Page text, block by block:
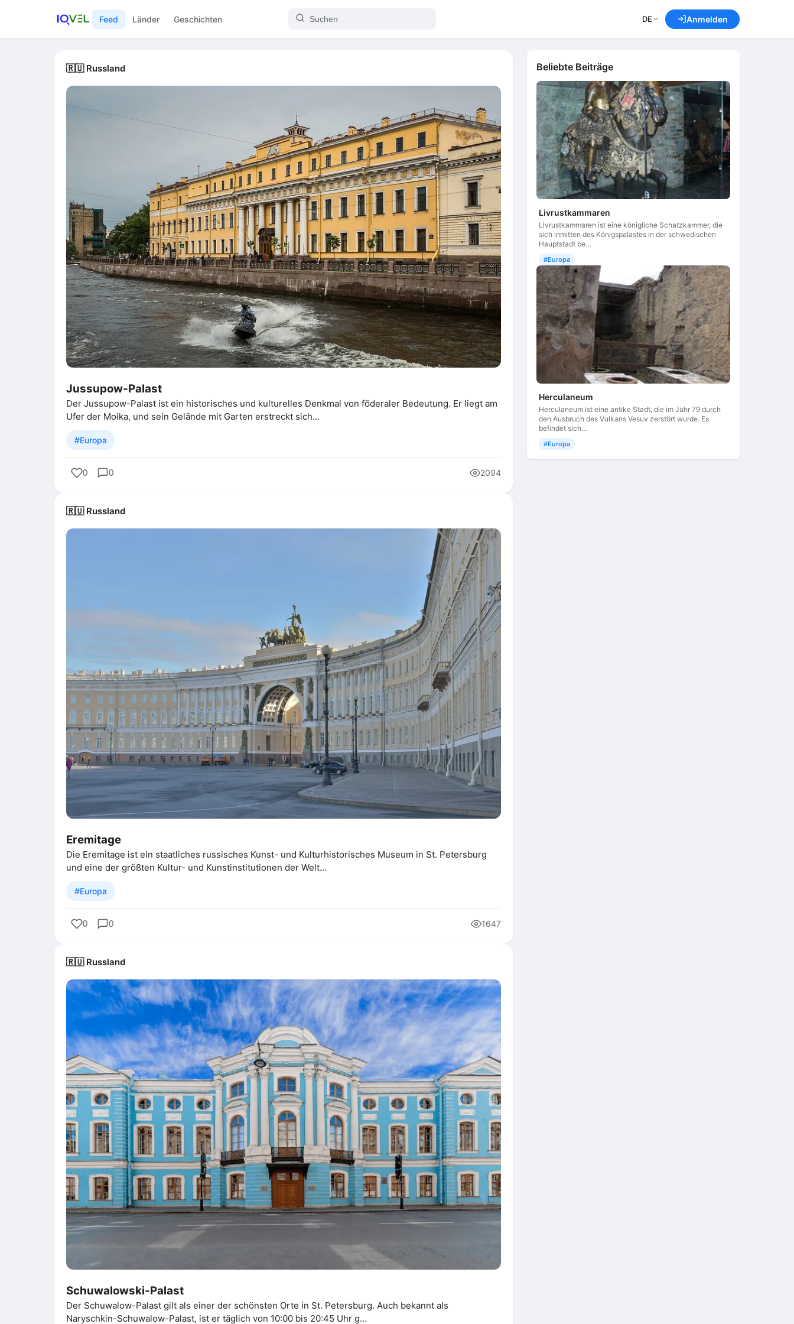
Reisen um die Welt
Feed Länder Geschichten DE Anmelden
🇷🇺 Russland
Jussupow-Palast
Der Jussupow-Palast ist ein historisches und kulturelles Denkmal von föderaler Bedeutung. Er liegt am
Ufer der Moika, und sein Gelände mit Garten erstreckt sich…
#Europa
0 0 2094
🇷🇺 Russland
Eremitage
Die Eremitage ist ein staatliches russisches Kunst- und Kulturhistorisches Museum in St. Petersburg
und eine der größten Kultur- und Kunstinstitutionen der Welt…
#Europa
0 0 1647
🇷🇺 Russland
Schuwalowski-Palast
Der Schuwalow-Palast gilt als einer der schönsten Orte in St. Petersburg. Auch bekannt als
Naryschkin-Schuwalow-Palast, ist er täglich von 10:00 bis 20:45 Uhr g…
Beliebte Beiträge
Livrustkammaren
Livrustkammaren ist eine königliche Schatzkammer, die
sich inmitten des Königspalastes in der schwedischen
Hauptstadt be…
#Europa
Herculaneum
Herculaneum ist eine antike Stadt, die im Jahr 79 durch
den Ausbruch des Vulkans Vesuv zerstört wurde. Es
befindet sich…
#Europa